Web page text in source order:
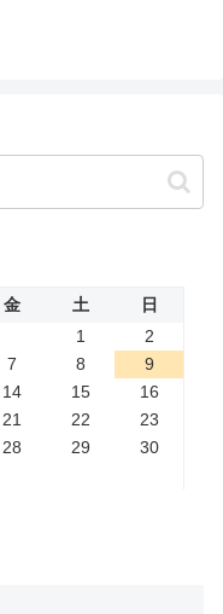
金 土
日
1
2
7 8
9
14 15
16
21 22
23
28 29
30